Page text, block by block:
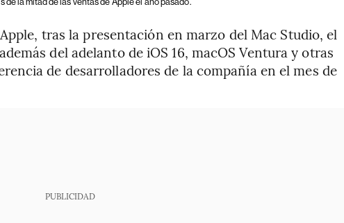
tras la presentación en marzo del Mac Studio, el
del adelanto de iOS 16, macOS Ventura y otras
de desarrolladores de la compañía en el mes de
PUBLICIDAD